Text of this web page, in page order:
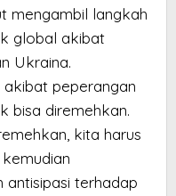
mengambil langkah
global akibat
Ukraina.
peperangan
bisa diremehkan.
kita harus
terhadap